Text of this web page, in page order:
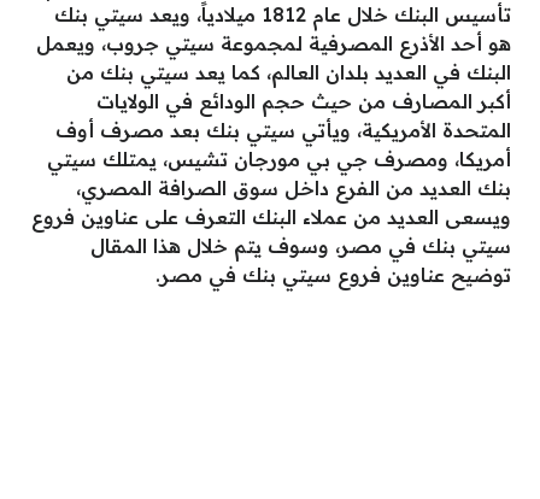
تأسيس البنك خلال عام 1812 ميلادياً، ويعد سيتي بنك
هو أحد الأذرع المصرفية لمجموعة سيتي جروب، ويعمل
البنك في العديد بلدان العالم، كما يعد سيتي بنك من
أكبر المصارف من حيث حجم الودائع في الولايات
المتحدة الأمريكية، ويأتي سيتي بنك بعد مصرف أوف
أمريكا، ومصرف جي بي مورجان تشيس، يمتلك سيتي
بنك العديد من الفرع داخل سوق الصرافة المصري،
ويسعى العديد من عملاء البنك التعرف على عناوين فروع
سيتي بنك في مصر، وسوف يتم خلال هذا المقال
توضيح عناوين فروع سيتي بنك في مصر.